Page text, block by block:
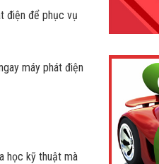
điện để phục vụ
máy phát điện
học kỹ thuật mà